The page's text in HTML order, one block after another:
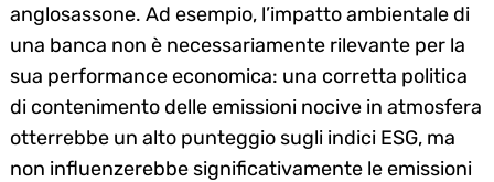
anglosassone. Ad esempio, l’impatto ambientale di
una banca non è necessariamente rilevante per la
sua performance economica: una corretta politica
di contenimento delle emissioni nocive in atmosfera
otterrebbe un alto punteggio sugli indici ESG, ma
non influenzerebbe significativamente le emissioni